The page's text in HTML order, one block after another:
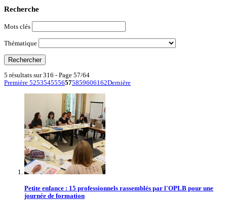
Recherche
Mots clés
Thématique
5 résultats sur 316 - Page 57/64
Première 5253545556575859606162Dernière
Petite enfance : 15 professionnels rassemblés par l'OPLB pour une
journée de formation